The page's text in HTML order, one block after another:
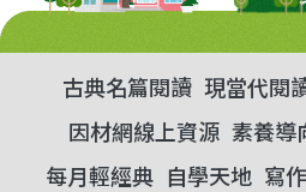
古典名篇閱讀 現當代閱
因材網線上資源 素養導
每月輕經典 自學天地 寫